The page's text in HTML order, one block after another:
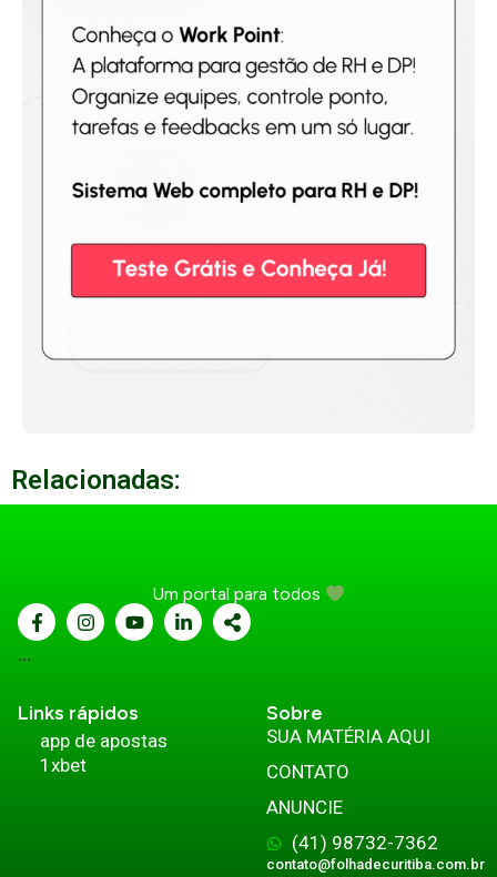
Relacionadas:
Um portal para todos
...
Links rápidos
app de apostas
1xbet
Sobre
SUA MATÉRIA AQUI
CONTATO
ANUNCIE
(41) 98732-7362
contato@folhadecuritiba.com.br